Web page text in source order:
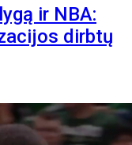
ir NBA:
dirbtų